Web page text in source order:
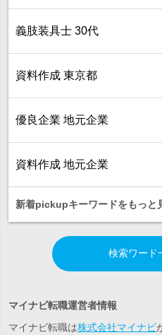
義肢装具士 30代
資料作成 東京都
優良企業 地元企業
資料作成 地元企業
新着pickupキーワードをもっと
検索ワード
マイナビ転職運営者情報
マイナビ転職は株式会社マイナビ